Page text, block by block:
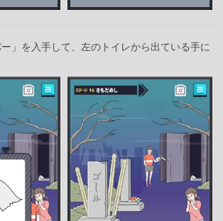
ー」を入手して、左のトイレから出ている手に